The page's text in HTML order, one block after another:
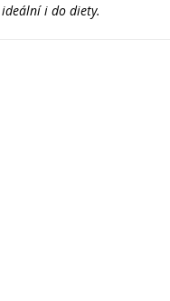
i do diety.